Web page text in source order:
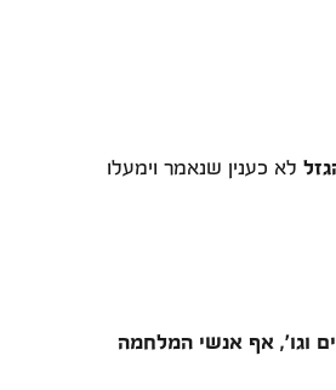
לא כענין שנאמר וימעלו
וגו', אף אנשי המלחמה